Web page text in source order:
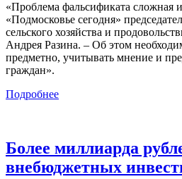
«Проблема фальсификата сложная
«Подмосковье сегодня»
сельского хозяйства и
Андрея Разина. – Об этом
предметно, учитывать мнение и
граждан».
Подробнее
Более миллиарда
внебюджетных